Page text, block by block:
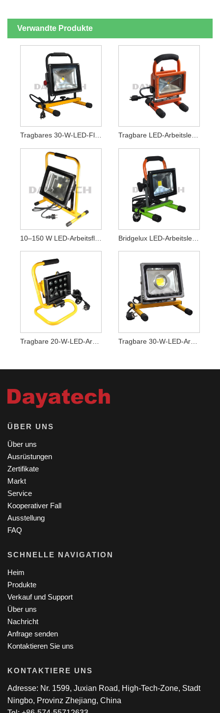
Verwandte Produkte
Tragbares 30-W-LED-Flutlicht Für Den Außenbereich
10–150 W LED-Arbeitsflutlicht
Tragbare 20-W-LED-Arbeitsleuchte
ÜBER UNS
Über uns
Ausrüstungen
Zertifikate
Markt
Service
Kooperativer Fall
Ausstellung
FAQ
SCHNELLE NAVIGATION
Heim
Produkte
Verkauf und Support
Über uns
Nachricht
Anfrage senden
Kontaktieren Sie uns
KONTAKTIERE UNS
Adresse: Nr. 1599, Juxian Road, High-Tech-Zone, Stadt
Ningbo, Provinz Zhejiang, China